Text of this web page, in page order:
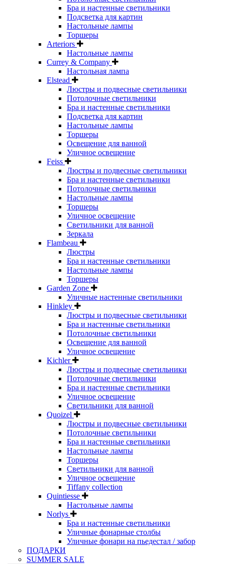
Бра и настенные светильники
Подсветка для картин
Настольные лампы
Торшеры
Arteriors
Настольные лампы
Currey & Company
Настольная лампа
Elstead
Люстры и подвесные светильники
Потолочные светильники
Бра и настенные светильники
Подсветка для картин
Настольные лампы
Торшеры
Освещение для ванной
Уличное освещение
Feiss
Люстры и подвесные светильники
Бра и настенные светильники
Потолочные светильники
Настольные лампы
Торшеры
Уличное освещение
Светильники для ванной
Зеркала
Flambeau
Люстры
Бра и настенные светильники
Настольные лампы
Торшеры
Garden Zone
Уличные настенные светильники
Hinkley
Люстры и подвесные светильники
Бра и настенные светильники
Потолочные светильники
Освещение для ванной
Уличное освещение
Kichler
Люстры и подвесные светильники
Потолочные светильники
Бра и настенные светильники
Уличное освещение
Светильники для ванной
Quoizel
Люстры и подвесные светильники
Потолочные светильники
Бра и настенные светильники
Настольные лампы
Торшеры
Светильники для ванной
Уличное освещение
Tiffany collection
Quintiesse
Настольные лампы
Norlys
Бра и настенные светильники
Уличные фонарные столбы
Уличные фонари на пьедестал / забор
ПОДАРКИ
SUMMER SALE